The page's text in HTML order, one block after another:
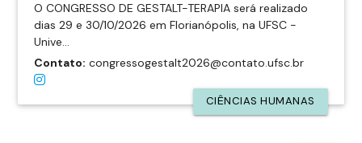
O CONGRESSO DE GESTALT-TERAPIA será realizado
dias 29 e 30/10/2026 em Florianópolis, na UFSC -
Unive...
Contato: congressogestalt2026@contato.ufsc.br
CIÊNCIAS HUMANAS